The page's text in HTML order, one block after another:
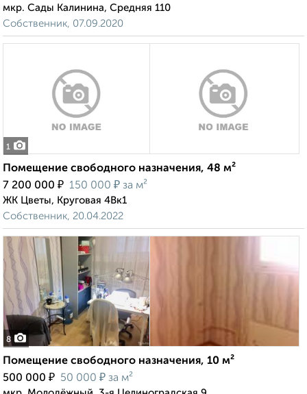
мкр. Сады Калинина, Средняя 110
Собственник, 07.09.2020
1
Помещение свободного назначения, 48 м²
7 200 000 ₽ 150 000 ₽ за м²
ЖК Цветы, Круговая 4Вк1
Собственник, 20.04.2022
8
Помещение свободного назначения, 10 м²
500 000 ₽ 50 000 ₽ за м²